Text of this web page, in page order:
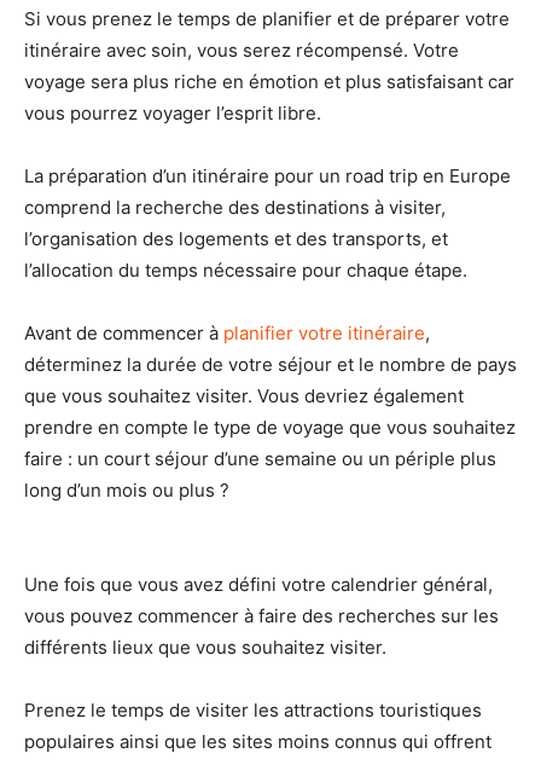
Si vous prenez le temps de planifier et de préparer votre
itinéraire avec soin, vous serez récompensé. Votre
voyage sera plus riche en émotion et plus satisfaisant car
vous pourrez voyager l’esprit libre.
La préparation d’un itinéraire pour un road trip en Europe
comprend la recherche des destinations à visiter,
l’organisation des logements et des transports, et
l’allocation du temps nécessaire pour chaque étape.
Avant de commencer à planifier votre itinéraire,
déterminez la durée de votre séjour et le nombre de pays
que vous souhaitez visiter. Vous devriez également
prendre en compte le type de voyage que vous souhaitez
faire : un court séjour d’une semaine ou un périple plus
long d’un mois ou plus ?
Une fois que vous avez défini votre calendrier général,
vous pouvez commencer à faire des recherches sur les
différents lieux que vous souhaitez visiter.
Prenez le temps de visiter les attractions touristiques
populaires ainsi que les sites moins connus qui offrent